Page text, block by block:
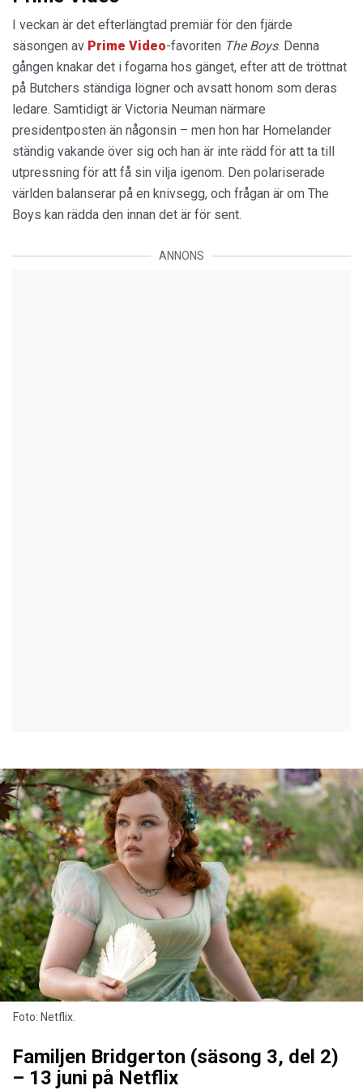
I veckan är det efterlängtad premiär för den fjärde
säsongen av Prime Video-favoriten The Boys. Denna
gången knakar det i fogarna hos gänget, efter att de tröttnat
på Butchers ständiga lögner och avsatt honom som deras
ledare. Samtidigt är Victoria Neuman närmare
presidentposten än någonsin – men hon har Homelander
ständig vakande över sig och han är inte rädd för att ta till
utpressning för att få sin vilja igenom. Den polariserade
världen balanserar på en knivsegg, och frågan är om The
Boys kan rädda den innan det är för sent.
ANNONS
Foto: Netflix.
Familjen Bridgerton (säsong 3, del 2)
– 13 juni på Netflix